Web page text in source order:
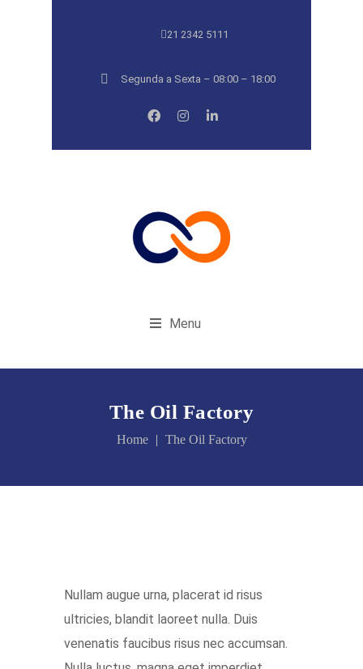
21 2342 5111
Segunda a Sexta – 08:00 – 18:00
Menu
The Oil Factory
Home The Oil Factory
Nullam augue urna, placerat id risus
ultricies, blandit laoreet nulla. Duis
venenatis faucibus risus nec accumsan.